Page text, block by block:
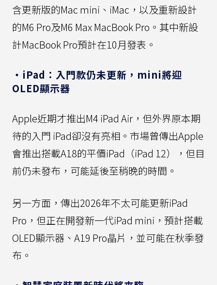
含更新版的Mac mini、iMac，以及重新設計
的M6 Pro及M6 Max MacBook Pro。其中新設
計MacBook Pro預計在10月發表。
・iPad：入門款仍未更新，mini將迎
OLED顯示器
Apple近期才推出M4 iPad Air，但外界原本期
待的入門 iPad卻沒有亮相。市場曾傳出Apple
會推出搭載A18的平價iPad（iPad 12），但目
前仍未發布，可能延後至稍晚的時間。
另一方面，傳出2026年不太可能更新iPad
Pro，但正在開發新一代iPad mini，預計搭載
OLED顯示器、A19 Pro晶片，並可能在秋季發
布。